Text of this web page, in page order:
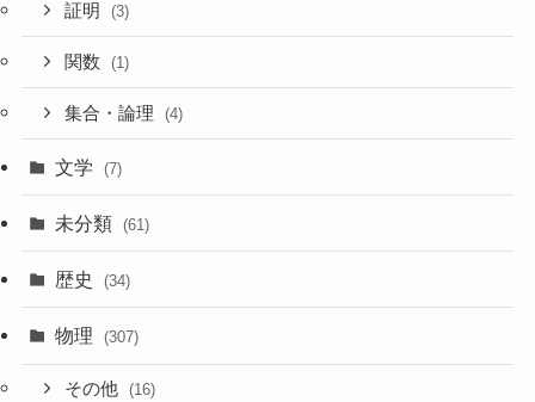
証明 (3)
関数 (1)
集合・論理 (4)
文学 (7)
未分類 (61)
歴史 (34)
物理 (307)
その他 (16)